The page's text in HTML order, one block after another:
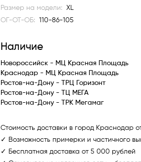
Размер на модели:
XL
ОГ-ОТ-ОБ:
110-86-105
Наличие
Новороссийск - МЦ Красная Площадь
Краснодар - МЦ Красная Площадь
Ростов-на-Дону - ТРЦ Горизонт
Ростов-на-Дону - ТЦ МЕГА
Ростов-на-Дону - ТРК Мегамаг
Стоимость доставки в город Краснодар
✓ Возможность примерки и частичного
✓ Бесплатная доставка от 5 000 рублей